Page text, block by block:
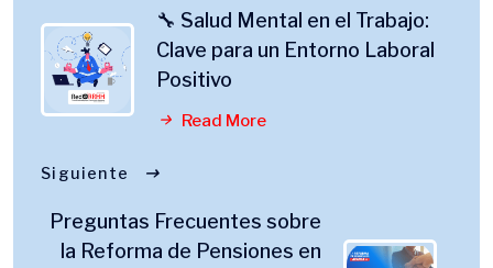
🔧 Salud Mental en el Trabajo:
Clave para un Entorno Laboral
Positivo
Read More
Siguiente
Preguntas Frecuentes sobre
la Reforma de Pensiones en